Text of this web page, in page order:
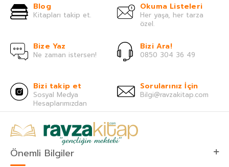
Blog
Kitapları takip et.
Okuma Listeleri
Her yaşa, her tarza
özel.
Bize Yaz
Ne zaman istersen!
Bizi Ara!
0850 304 36 49
Bizi takip et
Sosyal Medya
Hesaplarımızdan
Sorularınız İçin
Bilgi@ravzakitap.com
Önemli Bilgiler